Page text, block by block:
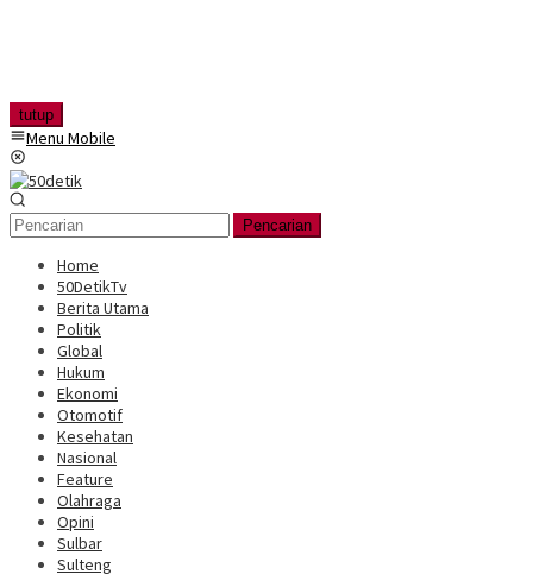
tutup
Menu Mobile
Pencarian
Home
50DetikTv
Berita Utama
Politik
Global
Hukum
Ekonomi
Otomotif
Kesehatan
Nasional
Feature
Olahraga
Opini
Sulbar
Sulteng